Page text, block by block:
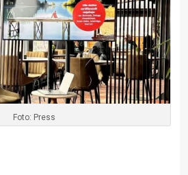
Foto: Press